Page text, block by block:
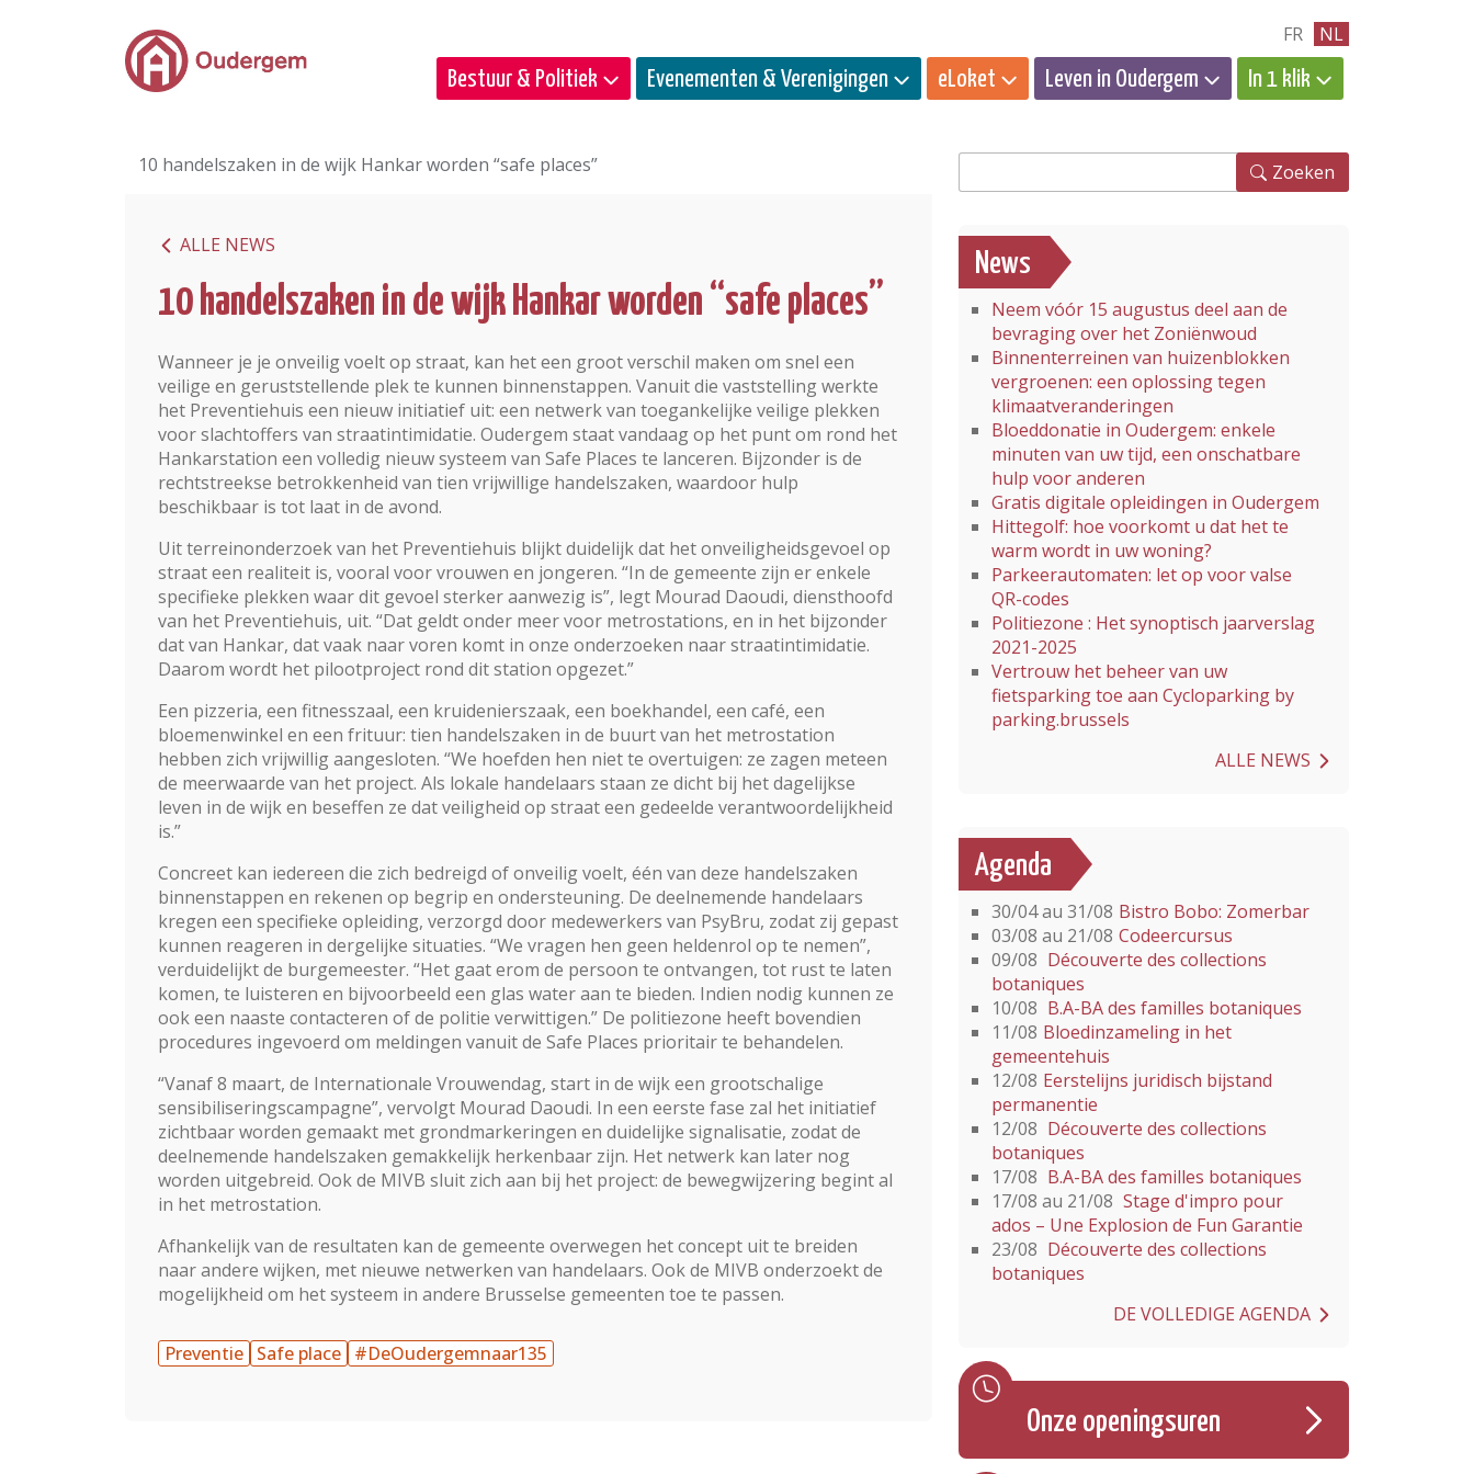
Ga naar de hoofdinhoud FR NL
Bestuur & Politiek Evenementen & Verenigingen eLoket Leven in Oudergem In 1 klik
10 handelszaken in de wijk Hankar worden “safe places”
ALLE NEWS
10 handelszaken in de wijk Hankar worden “safe places”
Wanneer je je onveilig voelt op straat, kan het een groot ver­schil maken om snel een
veilige en geruststellende plek te kun­nen binnenstappen. Vanuit die vaststelling werkte
het Preven­tiehuis een nieuw initiatief uit: een netwerk van toegankelijke veilige plekken
voor slachtoffers van straatintimidatie. Ouder­gem staat vandaag op het punt om rond het
Hankarstation een volledig nieuw systeem van Safe Places te lanceren. Bijzonder is de
rechtstreekse betrokkenheid van tien vrijwillige handelszaken, waardoor hulp
beschikbaar is tot laat in de avond.
Uit terreinonderzoek van het Pre­ventiehuis blijkt duidelijk dat het onveiligheidsgevoel op
straat een realiteit is, vooral voor vrouwen en jongeren. “In de gemeente zijn er enkele
specifieke plekken waar dit gevoel sterker aanwezig is”, legt Mourad Daoudi, diensthoofd
van het Preventiehuis, uit. “Dat geldt onder meer voor metros­tations, en in het bijzonder
dat van Hankar, dat vaak naar voren komt in onze onderzoeken naar straatintimidatie.
Daarom wordt het pilootproject rond dit station opgezet.”
Een pizzeria, een fitnesszaal, een kruidenierszaak, een boekhandel, een café, een
bloemenwinkel en een frituur: tien handelszaken in de buurt van het metrostation
hebben zich vrijwillig aanges­loten. “We hoefden hen niet te overtuigen: ze zagen meteen
de meerwaarde van het project. Als lokale handelaars staan ze dicht bij het dagelijkse
leven in de wijk en beseffen ze dat veiligheid op straat een gedeelde verantwoor­delijkheid
is.”
Concreet kan iedereen die zich bedreigd of onveilig voelt, één van deze handelszaken
binnen­stappen en rekenen op begrip en ondersteuning. De deelnemende handelaars
kregen een speci­fieke opleiding, verzorgd door medewerkers van PsyBru, zodat zij gepast
kunnen reageren in dergelijke situaties. “We vragen hen geen heldenrol op te nemen”,
verduidelijkt de burgemeester. “Het gaat erom de persoon te ontvangen, tot rust te laten
ko­men, te luisteren en bijvoorbeeld een glas water aan te bieden. Indien nodig kunnen ze
ook een naaste contacteren of de politie verwittigen.” De politiezone heeft bovendien
procedures ingevoerd om meldingen vanuit de Safe Places prioritair te behandelen.
“Vanaf 8 maart, de Internationale Vrouwendag, start in de wijk een grootschalige
sensibiliserings­campagne”, vervolgt Mourad Daoudi. In een eerste fase zal het initiatief
zichtbaar worden gemaakt met grondmarkeringen en duidelijke signalisatie, zodat de
deelnemende handelszaken gemakkelijk herkenbaar zijn. Het netwerk kan later nog
worden ui­tgebreid. Ook de MIVB sluit zich aan bij het project: de bewegwij­zering begint al
in het metrosta­tion.
Afhankelijk van de resultaten kan de gemeente overwegen het concept uit te breiden
naar an­dere wijken, met nieuwe netwer­ken van handelaars. Ook de MIVB onderzoekt de
mogelijkheid om het systeem in andere Brusselse gemeenten toe te passen.
Preventie Safe place #DeOudergemnaar135
Zoeken
News
Neem vóór 15 augustus deel aan de
bevraging over het Zoniënwoud
Binnenterreinen van huizenblokken
vergroenen: een oplossing tegen
klimaatveranderingen
Bloeddonatie in Oudergem: enkele
minuten van uw tijd, een onschatbare
hulp voor anderen
Gratis digitale opleidingen in Oudergem
Hittegolf: hoe voorkomt u dat het te
warm wordt in uw woning?
Parkeerautomaten: let op voor valse
QR-codes
Politiezone : Het synoptisch jaarverslag
2021-2025
Vertrouw het beheer van uw
fietsparking toe aan Cycloparking by
parking.brussels
ALLE NEWS
Agenda
30/04 au 31/08 Bistro Bobo: Zomerbar
03/08 au 21/08 Codeercursus
09/08 Découverte des collections
botaniques
10/08 B.A-BA des familles botaniques
11/08 Bloedinzameling in het
gemeentehuis
12/08 Eerstelijns juridisch bijstand
permanentie
12/08 Découverte des collections
botaniques
17/08 B.A-BA des familles botaniques
17/08 au 21/08 Stage d'impro pour
ados – Une Explosion de Fun Garantie
23/08 Découverte des collections
botaniques
DE VOLLEDIGE AGENDA
Onze openingsuren